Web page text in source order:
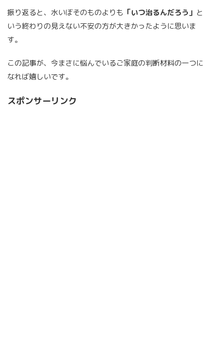
振り返ると、水いぼそのものよりも 「いつ治るんだろう」 と
いう終わりの見えない不安の方が大きかったように思いま
す。
この記事が、今まさに悩んでいるご家庭の判断材料の一つに
なれば嬉しいです。
スポンサーリンク